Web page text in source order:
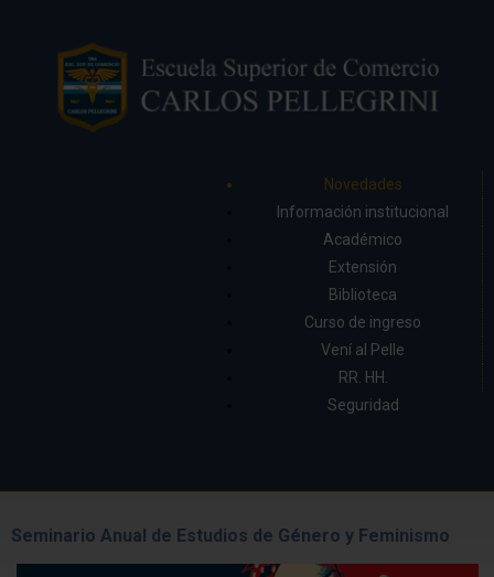
Novedades
Información institucional
Académico
Extensión
Biblioteca
Curso de ingreso
Vení al Pelle
RR. HH.
Seguridad
Seminario Anual de Estudios de Género y Feminismo